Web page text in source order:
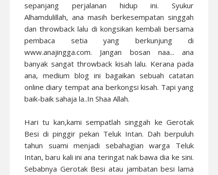
sepanjang perjalanan hidup ini. Syukur
Alhamdulillah, ana masih berkesempatan singgah
dan throwback lalu di kongsikan kembali bersama
pembaca setia yang berkunjung di
www.anajingga.com. Jangan bosan naa... ana
banyak sangat throwback kisah lalu. Kerana pada
ana, medium blog ini bagaikan sebuah catatan
online diary tempat ana berkongsi kisah. Tapi yang
baik-baik sahaja la..In Shaa Allah.
Hari tu kan,kami sempatlah singgah ke Gerotak
Besi di pinggir pekan Teluk Intan. Dah berpuluh
tahun suami menjadi sebahagian warga Teluk
Intan, baru kali ini ana teringat nak bawa dia ke sini.
Sebabnya Gerotak Besi atau jambatan besi lama